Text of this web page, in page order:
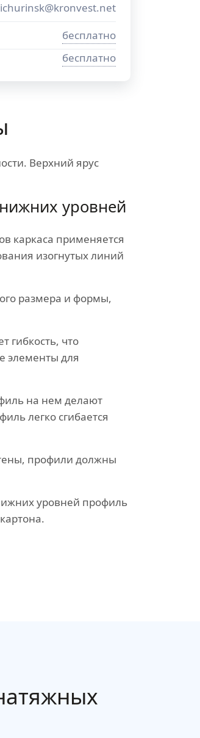
бесплатно
бесплатно
Верхний ярус
уровней
каркаса применяется
изогнутых линий
размера и формы,
гибкость, что
элементы для
на нем делают
легко сгибается
профили должны
уровней профиль